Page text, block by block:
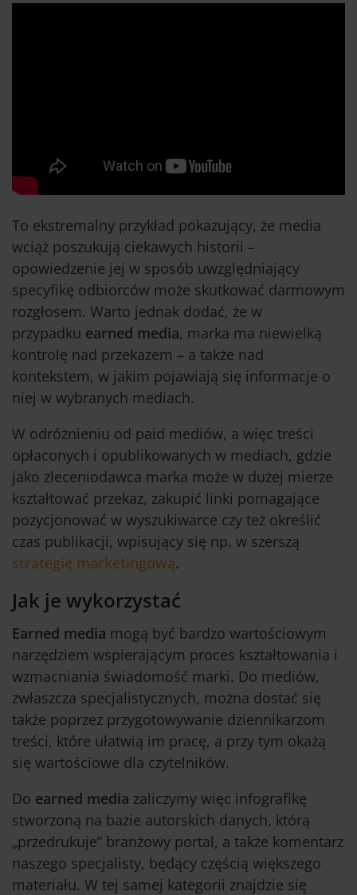
To ekstremalny przykład pokazujący, że media
wciąż poszukują ciekawych historii –
opowiedzenie jej w sposób uwzględniający
specyfikę odbiorców może skutkować darmowym
rozgłosem. Warto jednak dodać, że w
przypadku earned media, marka ma niewielką
kontrolę nad przekazem – a także nad
kontekstem, w jakim pojawiają się informacje o
niej w wybranych mediach.
W odróżnieniu od paid mediów, a więc treści
opłaconych i opublikowanych w mediach, gdzie
jako zleceniodawca marka może w dużej mierze
kształtować przekaz, zakupić linki pomagające
pozycjonować w wyszukiwarce czy też określić
czas publikacji, wpisujący się np. w szerszą
strategię marketingową.
Jak je wykorzystać
Earned media mogą być bardzo wartościowym
narzędziem wspierającym proces kształtowania i
wzmacniania świadomość marki. Do mediów,
zwłaszcza specjalistycznych, można dostać się
także poprzez przygotowywanie dziennikarzom
treści, które ułatwią im pracę, a przy tym okażą
się wartościowe dla czytelników.
Do earned media zaliczymy więc infografikę
stworzoną na bazie autorskich danych, którą
„przedrukuje” branżowy portal, a także komentarz
naszego specjalisty, będący częścią większego
materiału. W tej samej kategorii znajdzie się